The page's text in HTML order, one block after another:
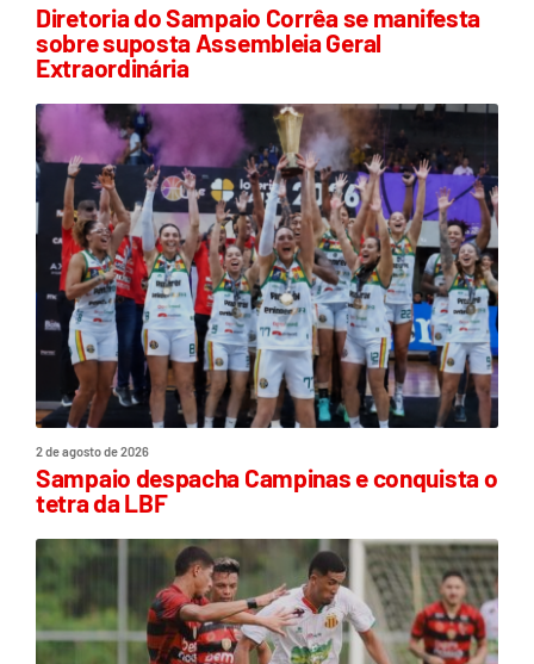
Diretoria do Sampaio Corrêa se manifesta
sobre suposta Assembleia Geral
Extraordinária
2 de agosto de 2026
Sampaio despacha Campinas e conquista o
tetra da LBF